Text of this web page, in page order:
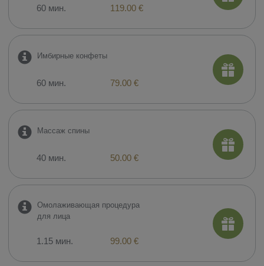
60 мин. 119.00 €
Имбирные конфеты
60 мин. 79.00 €
Mассаж спины
40 мин. 50.00 €
​Омолаживающая процедура
для лица
1.15 мин. 99.00 €